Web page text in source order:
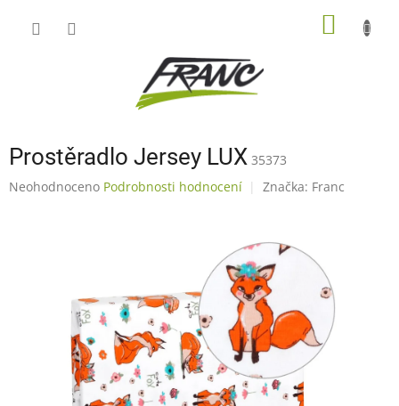
Prostěradlo Jersey LUX 35373
Průměrné
Neohodnoceno Podrobnosti hodnocení Značka: Franc